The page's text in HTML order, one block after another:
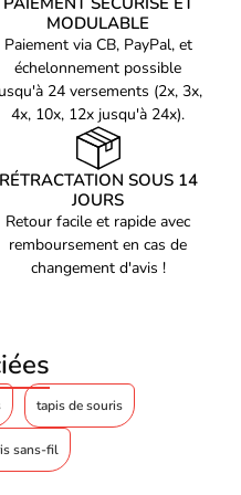
Chaque bruit de pas,
avec précision pour une
qui fait la différence dans
Hz
PMW 3311
(PTFE)
MODULABLE
Paiement via CB, PayPal, et
échelonnement possible
24 versements (2x, 3x,
4x, 10x, 12x jusqu'à 24x).
RÉTRACTATION SOUS 14
JOURS
Retour facile et rapide avec
remboursement en cas de
changement d'avis !
tapis de souris
sans-fil